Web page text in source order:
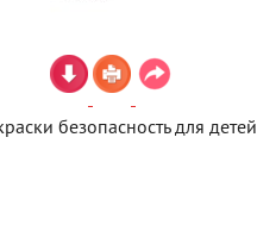
безопасность для детей